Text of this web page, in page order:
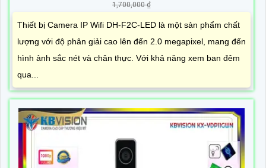
1,700,000 ₫
Thiết bị Camera IP Wifi DH-F2C-LED là một sản phẩm chất
lượng với độ phân giải cao lên đến 2.0 megapixel, mang đến
hình ảnh sắc nét và chân thực. Với khả năng xem ban đêm
qua...